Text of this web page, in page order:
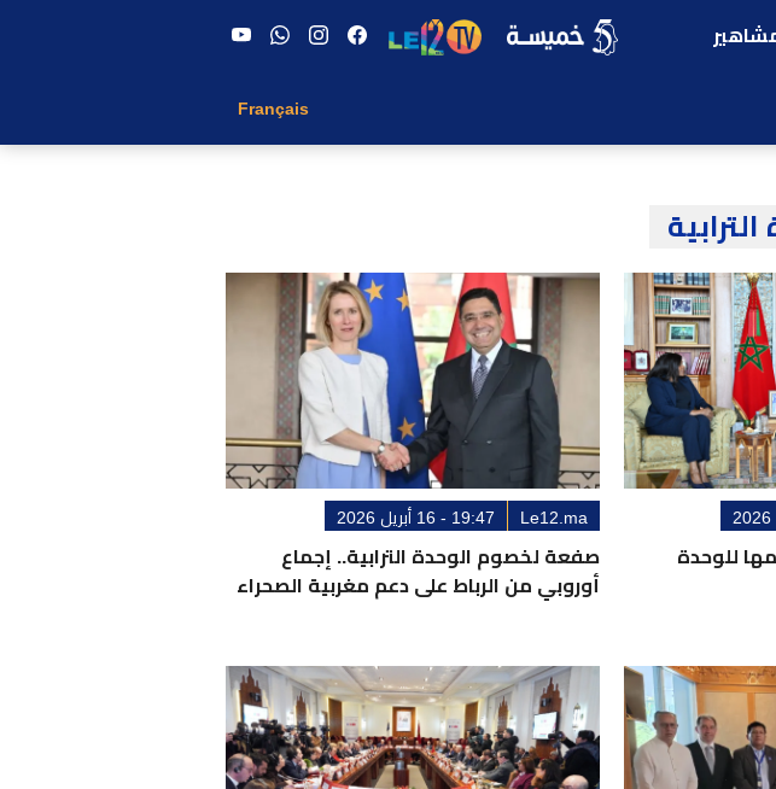
Français
للوحدة
Le12.ma 19:47 - 16 أبريل 2026
صفعة لخصوم الوحدة الترابية.. إجماع
أوروبي من الرباط على دعم مغربية الصحراء